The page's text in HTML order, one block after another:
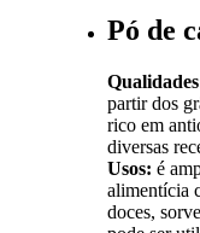
Pó de
partir dos
rico em
diversas
Usos: é
alimentícia
doces,